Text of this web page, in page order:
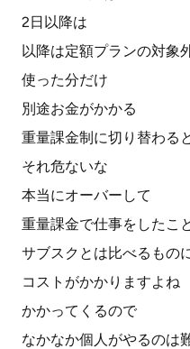
2日以降は
以降は定額プランの対象
使った分だけ
別途お金がかかる
重量課金制に切り替わる
それ危ないな
本当にオーバーして
重量課金で仕事をしたこ
サブスクとは比べるもの
コストがかかりますよね
かかってくるので
なかなか個人がやるのは